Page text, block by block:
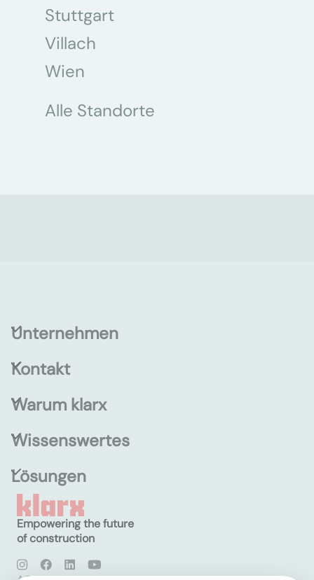
Stuttgart
Villach
Wien
Alle Standorte
Unternehmen
Kontakt
Warum klarx
Wissenswertes
Lösungen
Empowering the future
of construction